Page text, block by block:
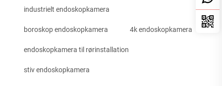
industrielt endoskopkamera
boroskop endoskopkamera 4k endoskopkamera
endoskopkamera til rørinstallation
stiv endoskopkamera